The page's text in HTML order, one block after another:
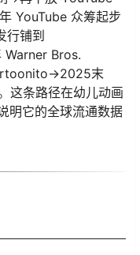
YouTube 众筹起步
行铺到
Bros.
末
这条路径在幼儿动画
明它的全球流通数据